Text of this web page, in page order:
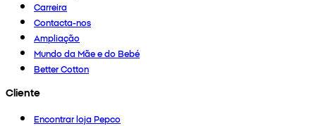
Carreira
Contacta-nos
Ampliação
Mundo da Mãe e do Bebé
Better Cotton
Cliente
Encontrar loja Pepco